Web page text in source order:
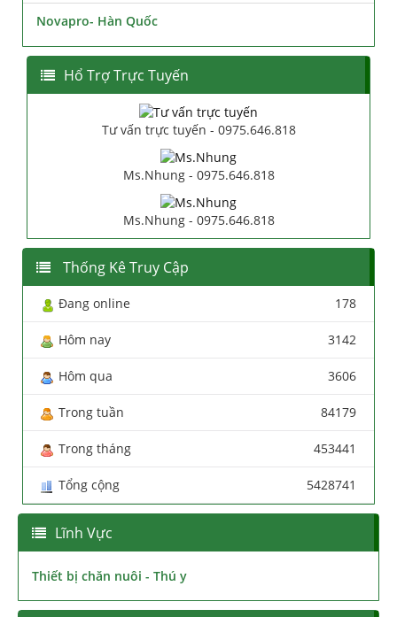
Novapro- Hàn Quốc
Hổ Trợ Trực Tuyến
Tư vấn trực tuyến - 0975.646.818
Ms.Nhung - 0975.646.818
Ms.Nhung - 0975.646.818
Thống Kê Truy Cập
Đang online 178
Hôm nay 3142
Hôm qua 3606
Trong tuần 84179
Trong tháng 453441
Tổng cộng 5428741
Lĩnh Vực
Thiết bị chăn nuôi - Thú y